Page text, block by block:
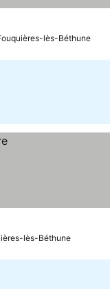
lès-Béthune
lès-Béthune